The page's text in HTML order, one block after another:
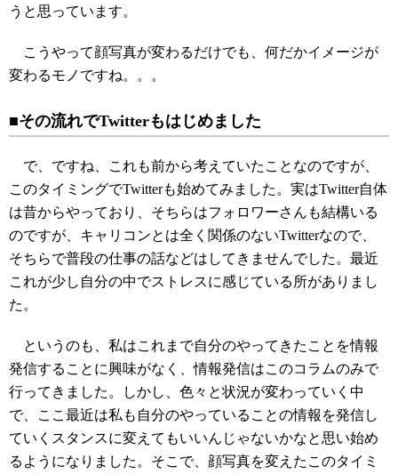
うと思っています。
こうやって顔写真が変わるだけでも、何だかイメージが
変わるモノですね。。。
■その流れでTwitterもはじめました
で、ですね、これも前から考えていたことなのですが、
このタイミングでTwitterも始めてみました。実はTwitter自体
は昔からやっており、そちらはフォロワーさんも結構いる
のですが、キャリコンとは全く関係のないTwitterなので、
そちらで普段の仕事の話などはしてきませんでした。最近
これが少し自分の中でストレスに感じている所がありまし
た。
というのも、私はこれまで自分のやってきたことを情報
発信することに興味がなく、情報発信はこのコラムのみで
行ってきました。しかし、色々と状況が変わっていく中
で、ここ最近は私も自分のやっていることの情報を発信し
ていくスタンスに変えてもいいんじゃないかなと思い始め
るようになりました。そこで、顔写真を変えたこのタイミ